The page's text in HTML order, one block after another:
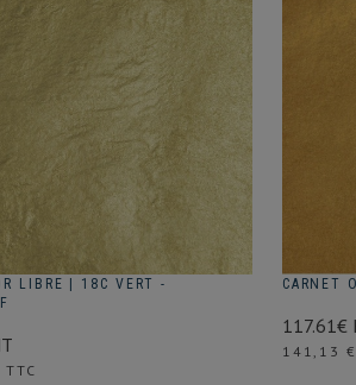
LIBRE | 18C VERT -
CARNET
117.61€
Prix
141,13 €